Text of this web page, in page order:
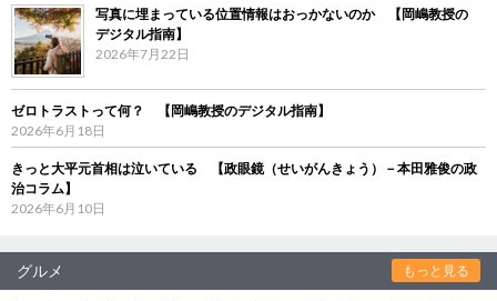
写真に埋まっている位置情報はおっかないのか 【岡嶋教授の
デジタル指南】
2026年7月22日
ゼロトラストって何？ 【岡嶋教授のデジタル指南】
2026年6月18日
きっと大平元首相は泣いている 【政眼鏡（せいがんきょう）－本田雅俊の政
治コラム】
2026年6月10日
グルメ もっと見る